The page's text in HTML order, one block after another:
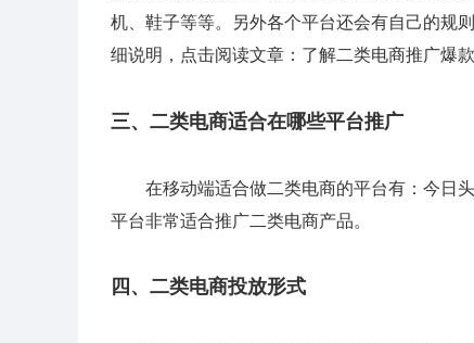
机、鞋子等等。另外各个平台还会有自己的规
细说明，点击阅读文章：了解二类电商推广爆
三、二类电商适合在哪些平台推广
在移动端适合做二类电商的平台有：今日头
平台非常适合推广二类电商产品。
四、二类电商投放形式